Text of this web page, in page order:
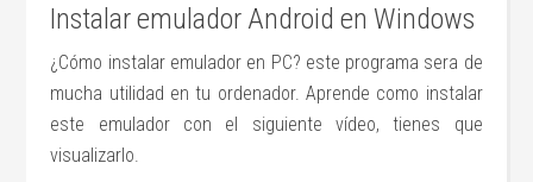
Instalar emulador Android en Windows
¿Cómo instalar emulador en PC? este programa sera de
mucha utilidad en tu ordenador. Aprende como instalar
este emulador con el siguiente vídeo, tienes que
visualizarlo.